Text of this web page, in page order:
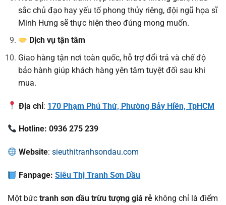
sắc chủ đạo hay yếu tố phong thủy riêng, đội ngũ họa sĩ
Minh Hưng sẽ thực hiện theo đúng mong muốn.
Dịch vụ tận tâm
Giao hàng tận nơi toàn quốc, hỗ trợ đổi trả và chế độ
bảo hành giúp khách hàng yên tâm tuyệt đối sau khi
mua.
Địa chỉ: 170 Phạm Phú Thứ, Phường Bảy Hiền, TpHCM
Hotline: 0936 275 239
Website:sieuthitranhsondau.com
Fanpage:Siêu Thị Tranh Sơn Dầu
Một bức tranh sơn dầu trừu tượng giá rẻ không chỉ là điểm